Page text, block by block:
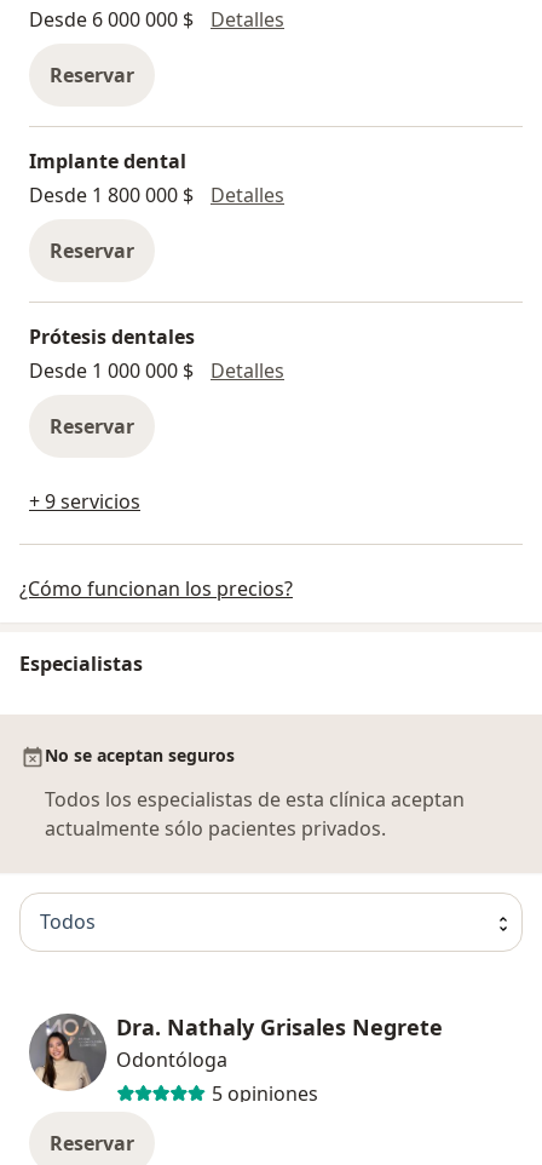
Desde 6 000 000 $
Detalles
Reservar
Implante dental
Desde 1 800 000 $
Detalles
Reservar
Prótesis dentales
Desde 1 000 000 $
Detalles
Reservar
+ 9 servicios
¿Cómo funcionan los precios?
Especialistas
No se aceptan seguros
Todos los especialistas de esta clínica aceptan
actualmente sólo pacientes privados.
Todos
Dra. Nathaly Grisales Negrete
Odontóloga
5 opiniones
Reservar